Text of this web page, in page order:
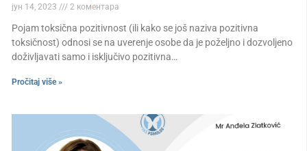
јун 14, 2023 2 коментара
Pojam toksična pozitivnost (ili kako se još naziva pozitivna
toksičnost) odnosi se na uverenje osobe da je poželjno i dozvoljeno
doživljavati samo i isključivo pozitivna…
Pročitaj više »